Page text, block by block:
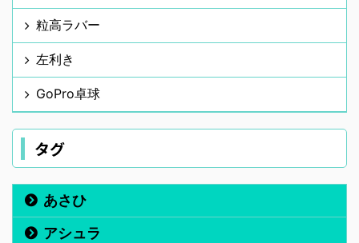
粒高ラバー
左利き
GoPro卓球
タグ
あさひ
アシュラ